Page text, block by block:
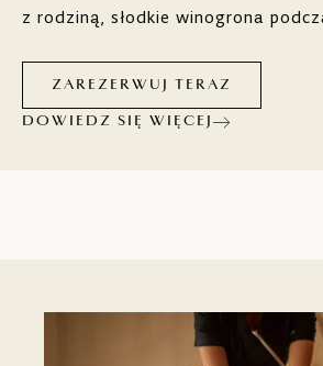
z rodziną, słodkie winogrona
przysmaków w najlepszych
cokolwiek masz ochotę, hotele,
ZAREZERWUJ TERAZ
DOWIEDZ SIĘ WIĘCEJ